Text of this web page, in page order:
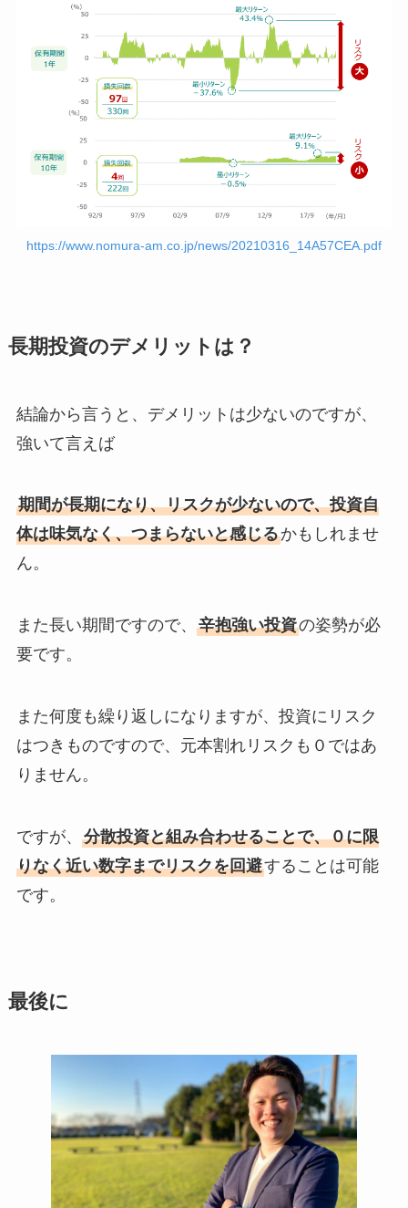
https://www.nomura-am.co.jp/news/20210316_14A57CEA.pdf
長期投資のデメリットは？
結論から言うと、デメリットは少ないのですが、
強いて言えば
期間が長期になり、リスクが少ないので、投資自
体は味気なく、つまらないと感じるかもしれませ
ん。
また長い期間ですので、 辛抱強い投資の姿勢が必
要です。
また何度も繰り返しになりますが、投資にリスク
はつきものですので、元本割れリスクも０ではあ
りません。
ですが、 分散投資と組み合わせることで、０に限
りなく近い数字までリスクを回避することは可能
です。
最後に